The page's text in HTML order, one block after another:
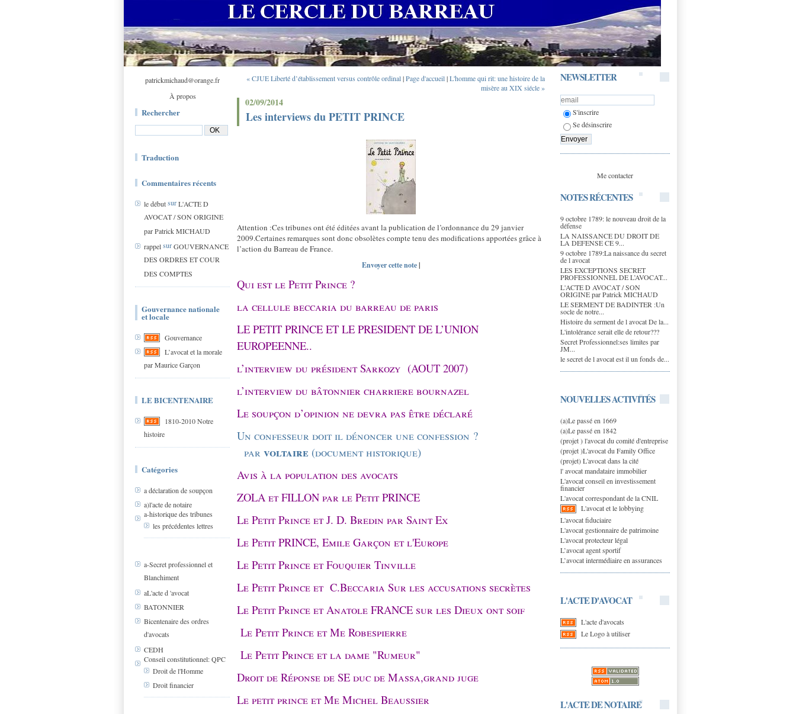
patrickmichaud@orange.fr
À propos
Rechercher
Traduction
Commentaires récents
le débutsurL'ACTE D
AVOCAT / SON ORIGINE
par Patrick MICHAUD
rappelsurGOUVERNANCE
DES ORDRES ET COUR
DES COMPTES
Gouvernance nationale
et locale
Gouvernance
L’avocat et la morale
par Maurice Garçon
LE BICENTENAIRE
1810-2010 Notre
histoire
Catégories
a déclaration de soupçon
a)l'acte de notaire
a-historique des tribunes
les précédentes lettres
a-Secret professionnel et
Blanchiment
aL'acte d 'avocat
BATONNIER
Bicentenaire des ordres
d'avocats
CEDH
Conseil constitutionnel: QPC
Droit de l'Homme
Droit financier
NEWSLETTER
S'inscrire
Se désinscrire
Me contacter
NOTES RÉCENTES
9 octobre 1789: le nouveau droit de la
défense
LA NAISSANCE DU DROIT DE
LA DEFENSE CE 9...
9 octobre 1789:La naissance du secret
de l avocat
LES EXCEPTIONS SECRET
PROFESSIONNEL DE L’AVOCAT...
L'ACTE D AVOCAT / SON
ORIGINE par Patrick MICHAUD
LE SERMENT DE BADINTER :Un
socle de notre...
Histoire du serment de l avocat De la...
L'intolérance serait elle de retour???
Secret Professionnel:ses limites par
JM...
le secret de l avocat est il un fonds de...
NOUVELLES ACTIVITÉS
(a)Le passé en 1669
(a)Le passé en 1842
(projet ) l'avocat du comité d'entreprise
(projet )L'avocat du Family Office
(projet) L'avocat dans la cité
l' avocat mandataire immobilier
L'avocat conseil en investissement
financier
L'avocat correspondant de la CNIL
L'avocat et le lobbying
L'avocat fiduciaire
L'avocat gestionnaire de patrimoine
L'avocat protecteur légal
L’avocat agent sportif
L’avocat intermédiaire en assurances
L'ACTE D'AVOCAT
L'acte d'avocats
Le Logo à utiliser
L'ACTE DE NOTAIRE
« CJUE Liberté d’établissement versus contrôle ordinal|Page d'accueil|L'homme qui rit: une histoire de la
misère au XIX siécle »
02/09/2014
Les interviews du PETIT PRINCE
Attention :Ces tribunes ont été éditées avant la publication de l’ordonnance du 29 janvier
2009.Certaines remarques sont donc obsolètes compte tenu des modifications apportées grâce à
l’action du Barreau de France.
Envoyer cette note |
Qui est le Petit Prince ?
la cellule beccaria du barreau de paris
LE PETIT PRINCE ET LE PRESIDENT DE L’UNION
EUROPEENNE..
l’interview du président Sarkozy (AOUT 2007)
l’interview du bâtonnier charriere bournazel
Le soupçon d’opinion ne devra pas être déclaré
Un confesseur doit il dénoncer une confession ?
par voltaire (document historique)
Avis à la population des avocats
ZOLA et FILLON par le Petit PRINCE
Le Petit Prince et J. D. Bredin par Saint Ex
Le Petit PRINCE, Emile Garçon et l'Europe
Le Petit Prince et Fouquier Tinville
Le Petit Prince et C.Beccaria Sur les accusations secrètes
Le Petit Prince et Anatole FRANCE sur les Dieux ont soif
Le Petit Prince et Me Robespierre
Le Petit Prince et la dame "Rumeur"
Droit de Réponse de SE duc de Massa,grand juge
Le petit prince et Me Michel Beaussier